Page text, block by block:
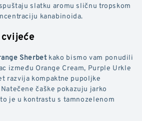
slatku aromu sličnu tropskom
kanabinoida.
cvijeće
Sherbetkako bismo vam ponudili
između Orange Cream, Purple Urkle
razvija kompaktne pupoljke
čaške pokazuju jarko
je u kontrastu s tamnozelenom